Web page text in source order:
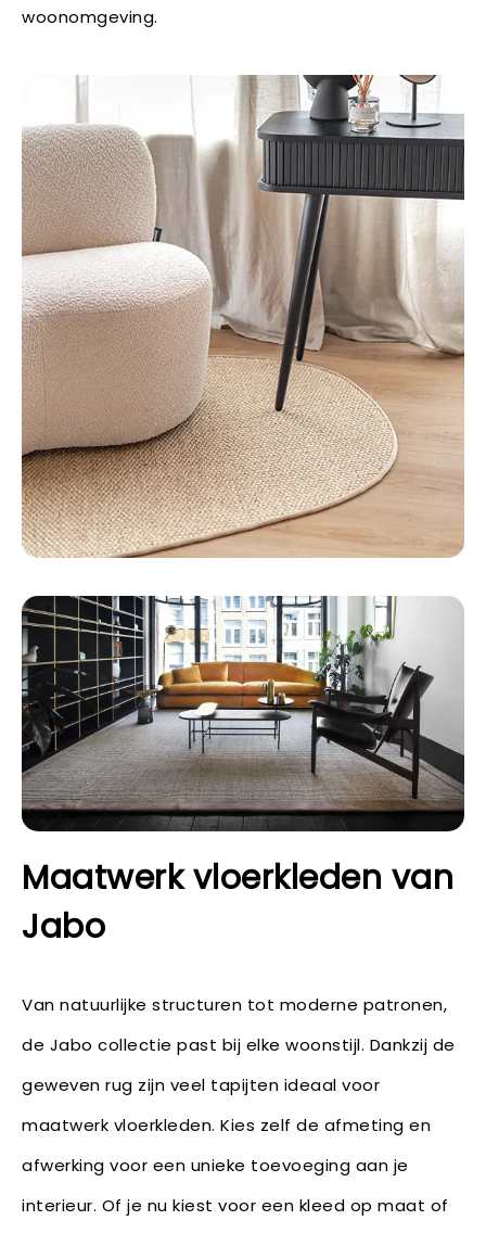
woonomgeving.
Maatwerk vloerkleden van
Jabo
Van natuurlijke structuren tot moderne patronen,
de Jabo collectie past bij elke woonstijl. Dankzij de
geweven rug zijn veel tapijten ideaal voor
maatwerk vloerkleden. Kies zelf de afmeting en
afwerking voor een unieke toevoeging aan je
interieur. Of je nu kiest voor een kleed op maat of